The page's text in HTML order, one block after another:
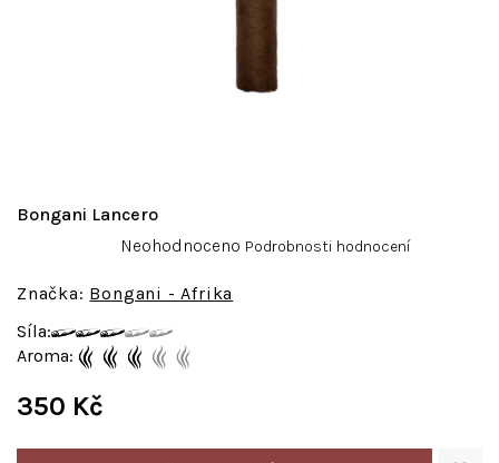
350 Kč
cena:
Bongani Lancero
Bongani - Afrika
Průměrné
produktu
0,0
z
Neohodnoceno Podrobnosti hodnocení
Aroma:
Síla: